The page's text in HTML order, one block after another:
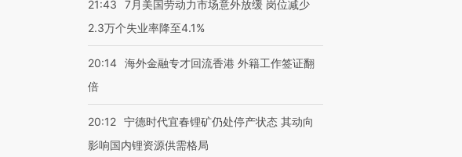
21:43
7月美国劳动力市场意外放缓 岗位减少
2.3万个失业率降至4.1%
20:14 海外金融专才回流香港 外籍工作签证翻
倍
20:12 宁德时代宜春锂矿仍处停产状态 其动向
影响国内锂资源供需格局